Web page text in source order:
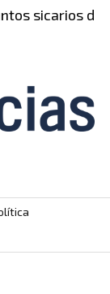
sicarios del